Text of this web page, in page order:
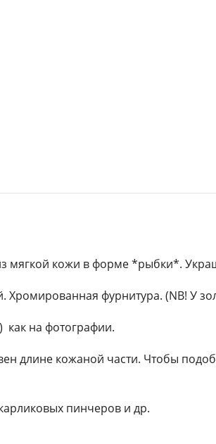
мягкой кожи в форме *рыбки*.
Хромированная фурнитура. (NB! У
как на фотографии.
длине кожаной части. Чтобы
пинчеров и др.